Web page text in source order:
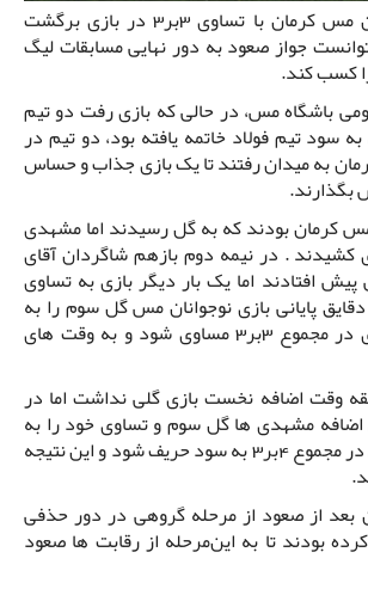
تیم فوتبال نوجوانان مس کرمان با تساوی 3بر3 در بازی برگشت
جواز صعود به دور نهایی مسابقات لیگ
کسب کند.
باشگاه مس، در حالی که بازی رفت دو تیم
سود تیم فولاد خاتمه یافته بود، دو تیم در
به میدان رفتند تا یک بازی جذاب و حساس
بگذارند.
مس کرمان بودند که به گل رسیدند اما مشهدی
کشیدند . در نیمه دوم بازهم شاگردان آقای
افتادند اما یک بار دیگر بازی به تساوی
پایانی بازی نوجوانان مس گل سوم را به
ثمر رساندند تا بازی در مجموع 3بر3 مساوی شود و به وقت های
که 15 دقیقه وقت اضافه نخست بازی گلی نداشت اما در
مشهدی ها گل سوم و تساوی خود را به
ثمر رساندند تا بازی در مجموع 4بر3 به سود حریف شود و این نتیجه
بعد از صعود از مرحله گروهی در دور حذفی
بودند تا به این‌مرحله از رقابت ها صعود